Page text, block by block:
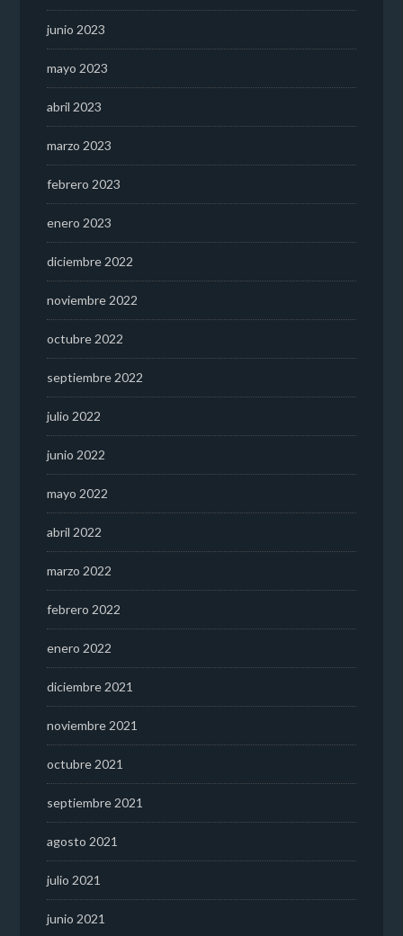
junio 2023
mayo 2023
abril 2023
marzo 2023
febrero 2023
enero 2023
diciembre 2022
noviembre 2022
octubre 2022
septiembre 2022
julio 2022
junio 2022
mayo 2022
abril 2022
marzo 2022
febrero 2022
enero 2022
diciembre 2021
noviembre 2021
octubre 2021
septiembre 2021
agosto 2021
julio 2021
junio 2021